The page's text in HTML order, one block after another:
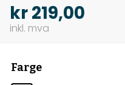
kr219,00
Farge